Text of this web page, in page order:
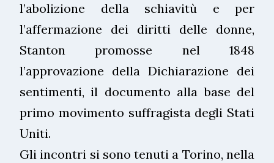
l’abolizione della schiavitù e per
l’affermazione dei diritti delle donne,
Stanton promosse nel 1848
l’approvazione della Dichiarazione dei
sentimenti, il documento alla base del
primo movimento suffragista degli Stati
Uniti.
Gli incontri si sono tenuti a Torino, nella